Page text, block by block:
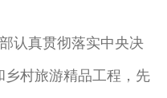
认真贯彻落实中央决
村旅游精品工程，先